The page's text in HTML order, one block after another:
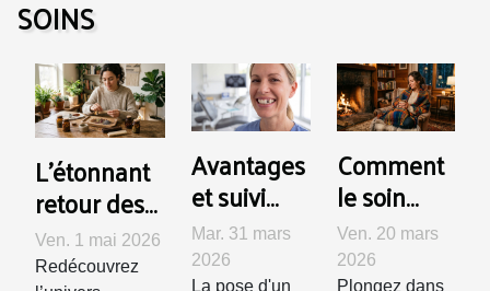
SOINS
L’étonnant
retour des
plantes
médicinales
Ven. 1 mai 2026
Redécouvrez
Avantages
et suivi
après la
pose d'un
Mar. 31 mars
2026
La pose d'un
Comment
le soin
rituel
rebozo
Ven. 20 mars
2026
Plongez dans